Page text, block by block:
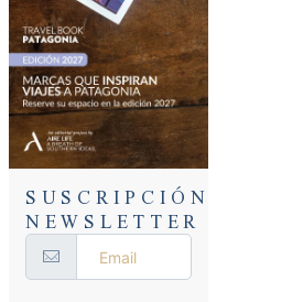
SUSCRIPCIÓN
NEWSLETTER